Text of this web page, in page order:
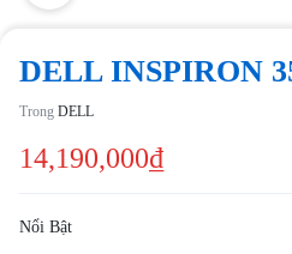
DELL INSPIRON
Trong DELL
14,190,000₫
Nổi Bật